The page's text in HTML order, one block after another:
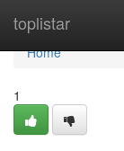
toplistar
Home
Home
1